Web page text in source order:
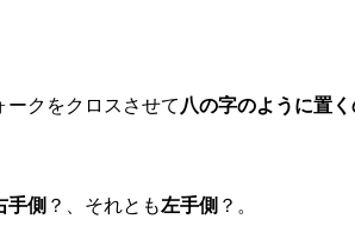
ークをクロスさせて 八の字のように置
手側 ？、それとも左手側 ？。